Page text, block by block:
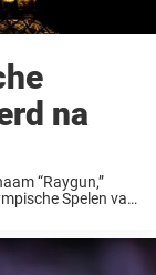
na
“Raygun,”
Spelen van